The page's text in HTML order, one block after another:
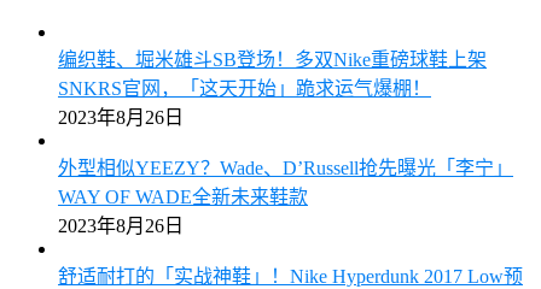
编织鞋、堀米雄斗SB登场！多双Nike重磅球鞋上架
SNKRS官网，「这天开始」跪求运气爆棚！
2023年8月26日
外型相似YEEZY？Wade、D’Russell抢先曝光「李宁」
WAY OF WADE全新未来鞋款
2023年8月26日
舒适耐打的「实战神鞋」！Nike Hyperdunk 2017 Low预